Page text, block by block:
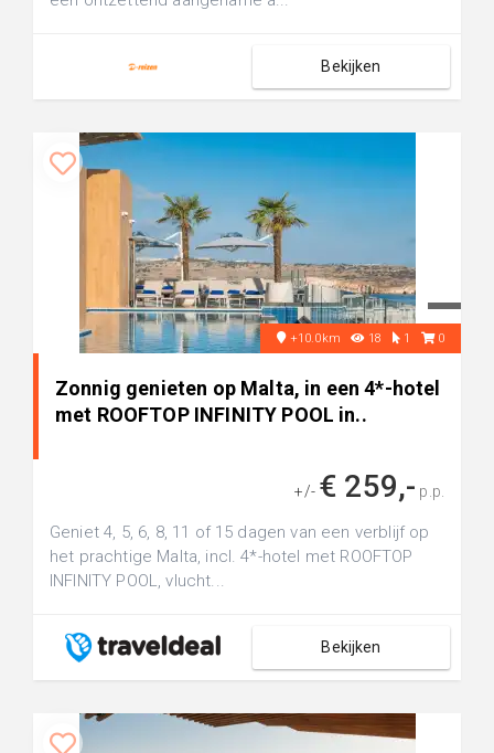
Bekijken
+10.0km 18 1 0
Zonnig genieten op Malta, in een 4*-hotel
met ROOFTOP INFINITY POOL in..
+/- € 259,- p.p.
Geniet 4, 5, 6, 8, 11 of 15 dagen van een verblijf op
het prachtige Malta, incl. 4*-hotel met ROOFTOP
INFINITY POOL, vlucht...
Bekijken